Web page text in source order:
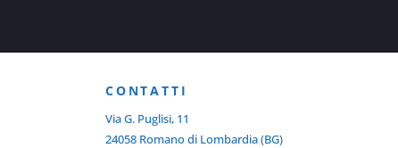
CONTATTI
Via G. Puglisi, 11
24058 Romano di Lombardia (BG)